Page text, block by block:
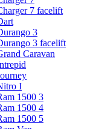
7 facelift
3
3 facelift
Caravan
I
1500 3
1500 4
1500 5